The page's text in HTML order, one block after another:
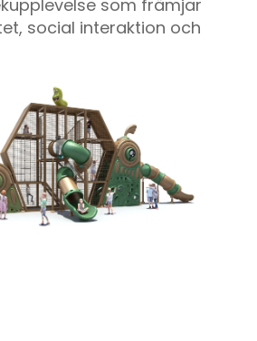
som främjar
social interaktion och